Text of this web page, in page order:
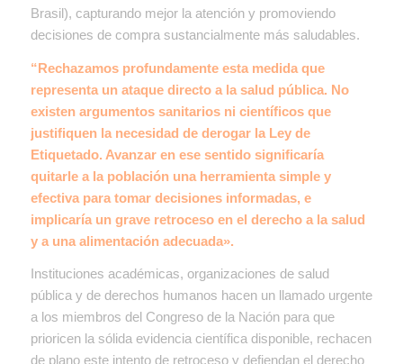
Brasil), capturando mejor la atención y promoviendo
decisiones de compra sustancialmente más saludables.
“Rechazamos profundamente esta medida que
representa un ataque directo a la salud pública. No
existen argumentos sanitarios ni científicos que
justifiquen la necesidad de derogar la Ley de
Etiquetado. Avanzar en ese sentido significaría
quitarle a la población una herramienta simple y
efectiva para tomar decisiones informadas, e
implicaría un grave retroceso en el derecho a la salud
y a una alimentación adecuada».
Instituciones académicas, organizaciones de salud
pública y de derechos humanos hacen un llamado urgente
a los miembros del Congreso de la Nación para que
prioricen la sólida evidencia científica disponible, rechacen
de plano este intento de retroceso y defiendan el derecho